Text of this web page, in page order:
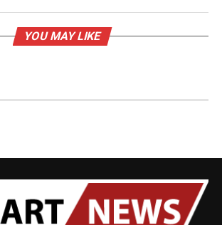
YOU MAY LIKE